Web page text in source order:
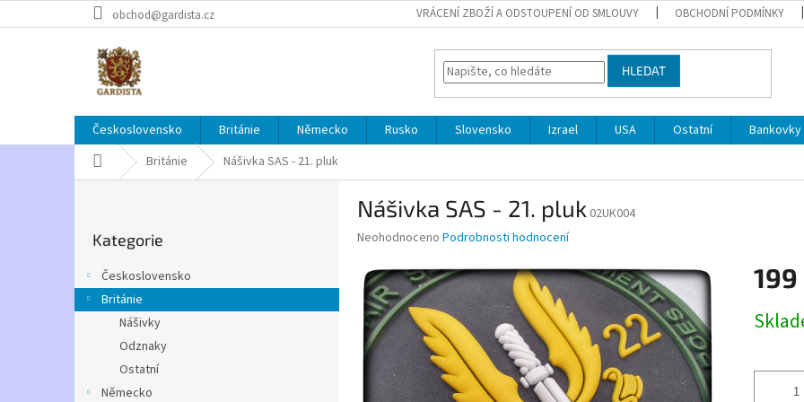
na
obchod@gardista.cz VRÁCENÍ ZBOŽÍ A ODSTOUPENÍ OD SMLOUVY OBCHODNÍ PODMÍNKY
HLEDAT
Československo Británie Německo Rusko Slovensko Izrael USA Ostatní
Domů Británie Nášivka SAS - 21. pluk
a
n
kategorie
Kategorie
Československo
Británie
Nášivky
Odznaky
Ostatní
Německo
Nášivka SAS - 21. pluk 02UK004
Průměrné
produktu
je
0,0
hvězdiček.
Neohodnoceno Podrobnosti hodnocení
199
cena: